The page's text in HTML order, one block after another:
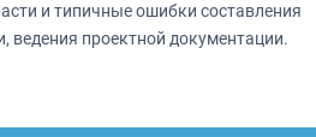
и типичные ошибки составления
ведения проектной документации.